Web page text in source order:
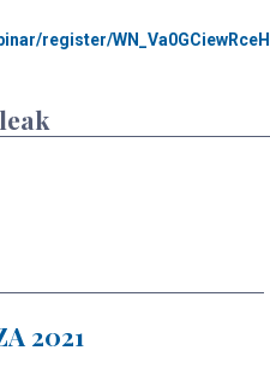
register/WN_Va0GCiewRceH
2021